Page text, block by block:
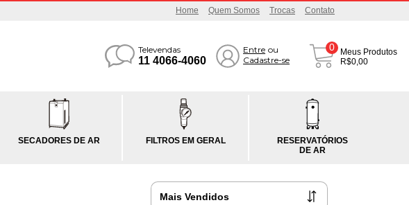
Home Quem Somos Trocas Contato
Televendas
11 4066-4060
Entre ou
Cadastre-se
0
Meus Produtos
R$0,00
SECADORES DE AR FILTROS EM GERAL
RESERVATÓRIOS
DE AR